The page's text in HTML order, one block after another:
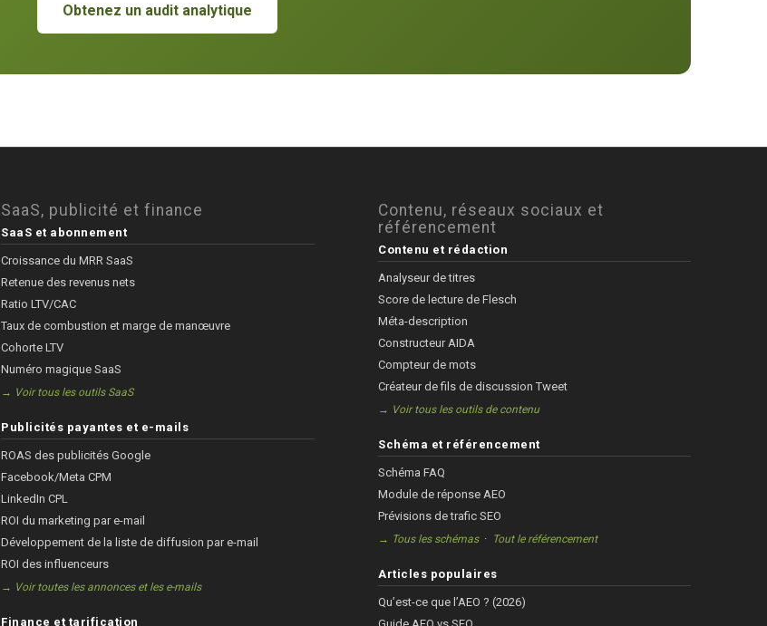
Obtenez un audit analytique
SaaS, publicité et finance
SaaS et abonnement
Croissance du MRR SaaS
Retenue des revenus nets
Ratio LTV/CAC
Taux de combustion et marge de manœuvre
Cohorte LTV
Numéro magique SaaS
→ Voir tous les outils SaaS
Publicités payantes et e-mails
ROAS des publicités Google
Facebook/Meta CPM
LinkedIn CPL
ROI du marketing par e-mail
Développement de la liste de diffusion par e-mail
ROI des influenceurs
→ Voir toutes les annonces et les e-mails
Finance et tarification
Contenu, réseaux sociaux et
référencement
Contenu et rédaction
Analyseur de titres
Score de lecture de Flesch
Méta-description
Constructeur AIDA
Compteur de mots
Créateur de fils de discussion Tweet
→ Voir tous les outils de contenu
Schéma et référencement
Schéma FAQ
Module de réponse AEO
Prévisions de trafic SEO
→ Tous les schémas· Tout le référencement
Articles populaires
Qu’est-ce que l’AEO ? (2026)